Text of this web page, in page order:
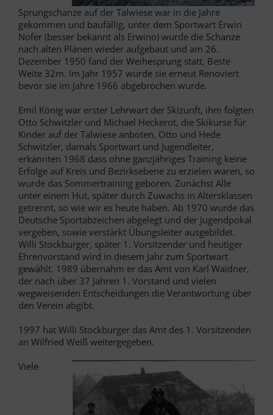
Sprungschanze auf der Talwiese war in die Jahre
gekommen und baufällig, unter dem Sportwart Erwin
Nofer (besser bekannt als Erwino) wurde die Schanze
nach alten Plänen wieder aufgebaut und am 26.
Dezember 1950 fand der Weihesprung statt, Beste
Weite 32m. Im Jahr 1957 wurde sie erneut Renoviert
bevor sie im Jahre 1966 abgebrochen wurde.
Emil König war erster Lehrwart der Skizunft, ihm folgten
Otto Schwitzler und Michael Heckerot, die Skikurse für
Kinder auf der Talwiese anboten. Otto und Hede
Schwitzler, damals Sportwart und Jugendleiter,
erkannten 1968 dass ohne ganzjähriges Training keine
Erfolge auf Kreis und Bezirksebene zu erzielen waren, so
wurde das Sommertraining geboren. Zunächst Alle
unter einem Hut, später durch Zuwachs in Altersklassen
getrennt, so wie wir es heute haben. Ab 1970 wurde das
Deutsche Sportabzeichen abgelegt und der Jugendpokal
vergeben, sowie verstärkt Übungsleiter ausgebildet.
Willi Stockburger, später 1. Vorsitzender und heutiger
Ehrenvorstand wird in diesem Jahr zum Sportwart
gewählt. 1989 übernahm er das Amt von Karl Waidner,
der nach über 37 Jahren 1. Vorstand und vielen
wegweisenden Entscheidungen die Verantwortung über
den Verein abgibt.
1997 hat Willi Stockburger das Amt des 1. Vorsitzenden
an Wilfried Weiß weitergegeben.
Viele